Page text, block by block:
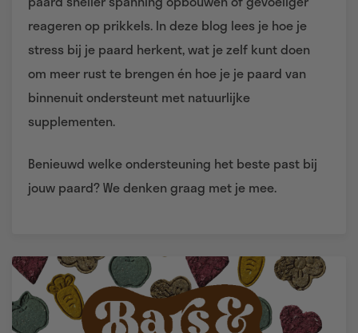
reageren op prikkels. In deze blog lees je hoe je
stress bij je paard herkent, wat je zelf kunt doen
om meer rust te brengen én hoe je je paard van
binnenuit ondersteunt met natuurlijke
supplementen.
Benieuwd welke ondersteuning het beste past bij
jouw paard? We denken graag met je mee.